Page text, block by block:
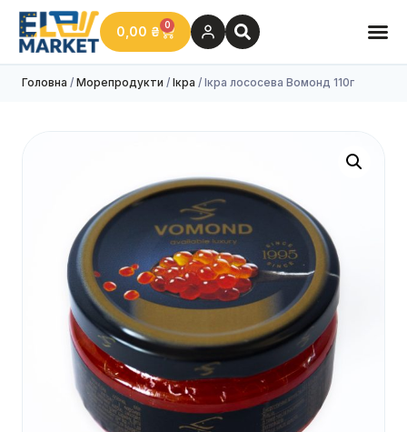
0,00 ₴ 0
Головна / Морепродукти / Ікра / Ікра лососева Вомонд 110г